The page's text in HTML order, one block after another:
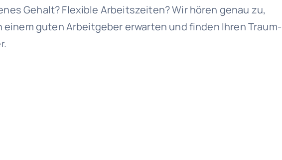
Gehalt? Flexible Arbeitszeiten? Wir hören genau zu,
einem guten Arbeitgeber erwarten und finden Ihren Traum-